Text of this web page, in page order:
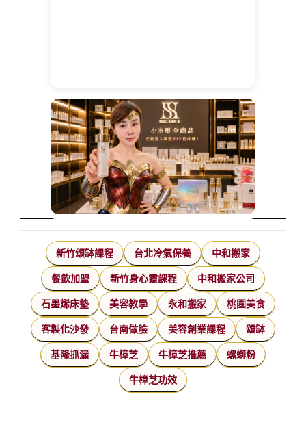
新竹頌缽課程 台北冷氣保養 中和搬家
餐飲加盟 新竹身心靈課程 中和搬家公司
石墨烯床墊 美容教學 永和搬家 桃園美食
客製化沙發 台南做臉 美容創業課程 頌缽
基隆抓漏 牛樟芝 牛樟芝推薦 螺螄粉
牛樟芝功效